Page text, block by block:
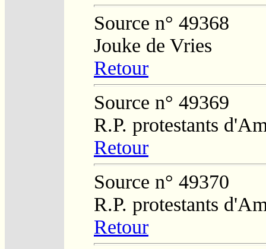
Source n° 49368
Jouke de Vries
Retour
Source n° 49369
R.P. protestants
Retour
Source n° 49370
R.P. protestants
Retour